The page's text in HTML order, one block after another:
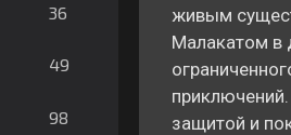
36
49
98
живым
Малакатом в
защитой и